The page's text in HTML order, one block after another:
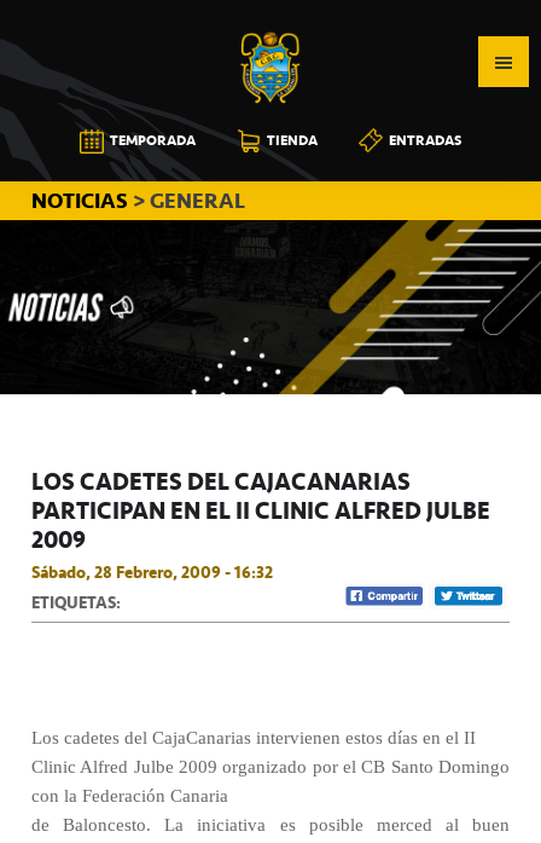
a
la
navegación
principal
al
contenido
principal
a
la
barra
lateral
principal
CB
CANARIAS
TEMPORADA TIENDA ENTRADAS
NOTICIAS > GENERAL
LOS CADETES DEL CAJACANARIAS
PARTICIPAN EN EL II CLINIC ALFRED JULBE
2009
Sábado, 28 Febrero, 2009 - 16:32
ETIQUETAS:
Los cadetes del CajaCanarias intervienen estos días en el II
Clinic Alfred Julbe 2009 organizado por el CB Santo Domingo
con la Federación Canaria
de Baloncesto. La iniciativa es posible merced al buen